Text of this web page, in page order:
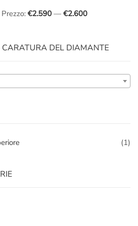
Prezzo: €2.590 — €2.600
CARATURA DEL DIAMANTE
(1)